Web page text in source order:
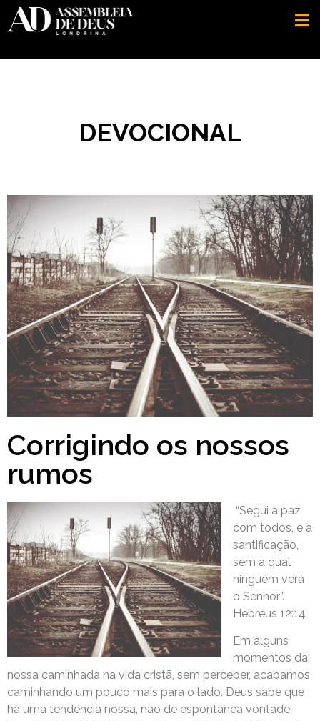
DEVOCIONAL
Corrigindo os nossos
rumos
“Segui a paz
com todos, e a
santificação,
sem a qual
ninguém verá
o Senhor”.
Hebreus 12:14
Em alguns
momentos da
nossa caminhada na vida cristã, sem perceber, acabamos
caminhando um pouco mais para o lado. Deus sabe que
há uma tendência nossa, não de espontânea vontade,